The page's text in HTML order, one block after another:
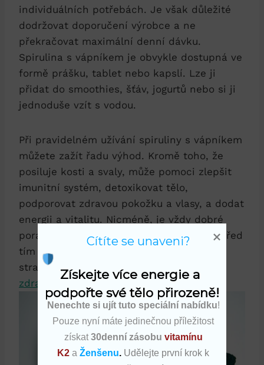
individuálních potřebách. Je však důležité
dodržovat doporučení výrobce a ne
překračovat maximální denní dávku.
Spirulina s vápníkem je obvykle dostupná ve
formě prášku, tablet nebo kapslí. Lze ji
přidat do smoothies, šťáv, jogurtů nebo si ji
jednoduše vzít s vodou.
Při pravidelném užívání spiruliny s vápníkem
můžete zažít řadu výhod. Kromě toho, že
posiluje kosti a svaly, může pomoci zlepšit
imunitní systém, detoxikovat tělo,
podporovat zdravou pokožku a vlasy, a dodat
energii a vitalitu. Nicméně, je vždy dobré
poradit se s lékařem nebo odborníkem, před
tím než začnete jakýkoli nový doplněk
stravy,
zejména pokud máte nějaké
zdravotní problémy nebo užíváte léky
Získejte více energie a
podpořte své tělo přirozeně!
Nenechte si ujít tuto speciální nabídku!
Pouze nyní máte jedinečnou příležitost
získat 30denní zásobu vitamínu
K2 aŽenšenu. Udělejte první krok k
Cítíte se unaveni?